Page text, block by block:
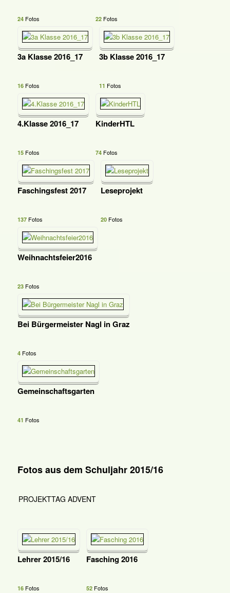
24Fotos 22Fotos
3a Klasse 2016_17
16Fotos
3b Klasse 2016_17
11 Fotos
4.Klasse 2016_17
15Fotos
KinderHTL
74Fotos
Faschingsfest 2017
137Fotos
Leseprojekt
20Fotos
Weihnachtsfeier2016
23Fotos
Bei Bürgermeister Nagl in Graz
4Fotos
Gemeinschaftsgarten
41 Fotos
Fotos aus dem Schuljahr 2015/16
PROJEKTTAG ADVENT
Lehrer 2015/16
16Fotos
Fasching 2016
52Fotos